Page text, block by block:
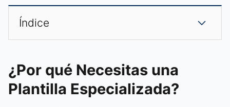
Índice
¿Por qué Necesitas una
Plantilla Especializada?